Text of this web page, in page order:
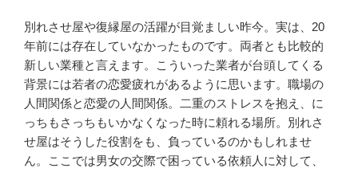
別れさせ屋や復縁屋の活躍が目覚ましい昨今。実は、20
年前には存在していなかったものです。両者とも比較的
新しい業種と言えます。こういった業者が台頭してくる
背景には若者の恋愛疲れがあるように思います。職場の
人間関係と恋愛の人間関係。二重のストレスを抱え、に
っちもさっちもいかなくなった時に頼れる場所。別れさ
せ屋はそうした役割をも、負っているのかもしれませ
ん。ここでは男女の交際で困っている依頼人に対して、